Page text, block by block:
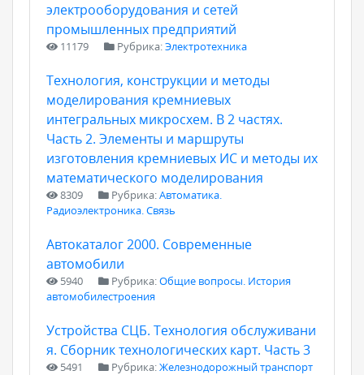
электрооборудования и сетей
промышленных предприятий
11179 Рубрика:Электротехника
Технология, конструкции и методы
моделирования кремниевых
интегральных микросхем. В 2 частях.
Часть 2. Элементы и маршруты
изготовления кремниевых ИС и методы их
математического моделирования
8309 Рубрика:Автоматика.
Радиоэлектроника. Связь
Автокаталог 2000. Современные
автомобили
5940 Рубрика:Общие вопросы. История
автомобилестроения
Устройства СЦБ. Технология обслуживани
я. Сборник технологических карт. Часть 3
5491 Рубрика:Железнодорожный транспорт